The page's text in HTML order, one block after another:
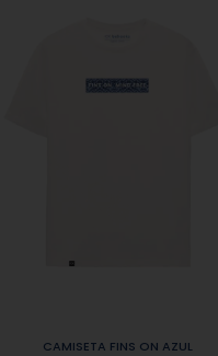
CAMISETA FINS ON AZUL